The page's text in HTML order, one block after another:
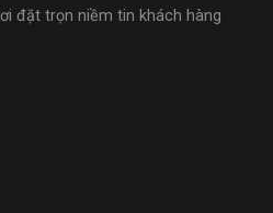
đặt trọn niềm tin khách hàng